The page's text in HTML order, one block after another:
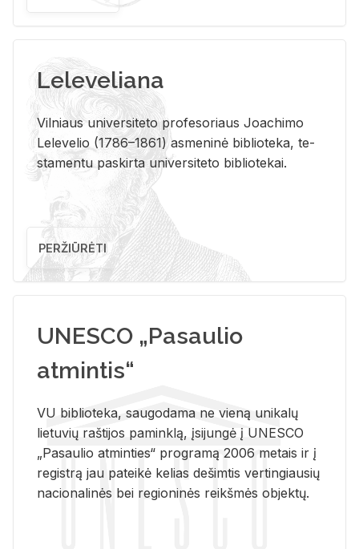
Leleveliana
Vil­niaus uni­ver­si­te­to pro­fe­so­riaus Jo­a­chi­mo
Le­le­ve­lio (1786–1861) as­me­ni­nė bi­b­lio­te­ka, te­
sta­men­tu pa­skir­ta uni­ver­si­te­to bi­b­lio­te­kai.
PERŽIŪRĖTI
UNESCO „Pasaulio
atmintis“
VU biblioteka, saugodama ne vieną unikalų
lietuvių raštijos paminklą, įsijungė į UNESCO
„Pasaulio atminties“ programą 2006 metais ir į
registrą jau pateikė kelias dešimtis vertingiausių
nacionalinės bei regioninės reikšmės objektų.